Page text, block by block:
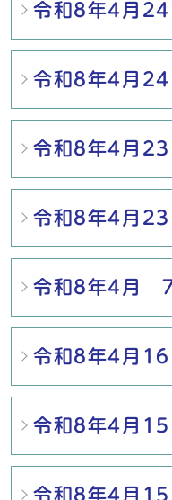
令和8年4月
令和8年4月
令和8年4月
令和8年4月
令和8年4月 7
令和8年4月
令和8年4月
令和8年4月